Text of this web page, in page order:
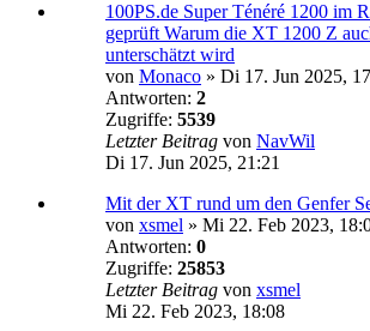
100PS.de Super Ténéré 1200 im
geprüft Warum die XT 1200 Z
unterschätzt wird
von Monaco » Di 17. Jun 2025,
Antworten: 2
Zugriffe: 5539
Letzter Beitrag von NavWil
Di 17. Jun 2025, 21:21
Mit der XT rund um den Genfer
von xsmel » Mi 22. Feb 2023,
Antworten: 0
Zugriffe: 25853
Letzter Beitrag von xsmel
Mi 22. Feb 2023, 18:08